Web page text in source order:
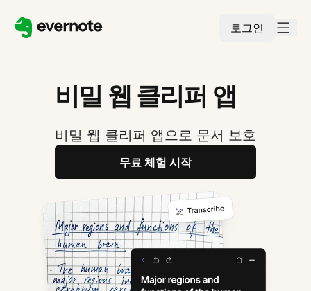
로그인
비밀 웹 클리퍼 앱
비밀 웹 클리퍼 앱으로 문서 보호
무료 체험 시작